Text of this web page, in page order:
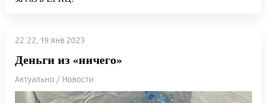
22:22, 19 янв 2023
Деньги из «ничего»
Актуально / Новости